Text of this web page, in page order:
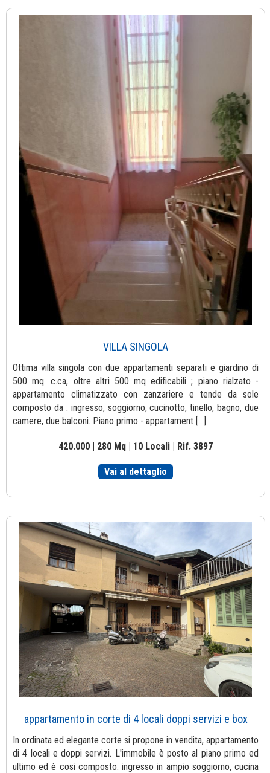
VILLA SINGOLA
Ottima villa singola con due appartamenti separati e giardino di
500 mq. c.ca, oltre altri 500 mq edificabili ; piano rialzato -
appartamento climatizzato con zanzariere e tende da sole
composto da : ingresso, soggiorno, cucinotto, tinello, bagno, due
camere, due balconi. Piano primo - appartament [...]
420.000 | 280 Mq | 10 Locali | Rif. 3897
Vai al dettaglio
appartamento in corte di 4 locali doppi servizi e box
In ordinata ed elegante corte si propone in vendita, appartamento
di 4 locali e doppi servizi. L'immobile è posto al piano primo ed
ultimo ed è cosi composto: ingresso in ampio soggiorno, cucina